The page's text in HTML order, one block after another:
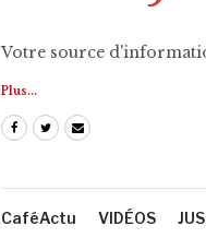
Votre source
Plus...
CaféActu VIDÉOS